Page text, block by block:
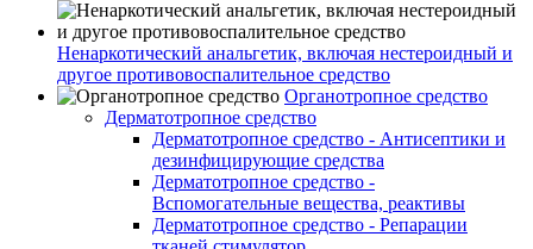
Ненаркотический анальгетик, включая нестероидный и
другое противовоспалительное средство
Органотропное средство
Дерматотропное средство
Дерматотропное средство - Антисептики и
дезинфицирующие средства
Дерматотропное средство -
Вспомогательные вещества, реактивы
Дерматотропное средство - Репарации